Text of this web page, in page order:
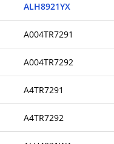
ALH8921YX
A004TR7291
A004TR7292
A4TR7291
A4TR7292